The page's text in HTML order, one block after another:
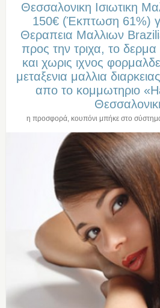
Θεσσαλονικη Ισιωτικη
150€ (Έκπτωση 61%)
Θεραπεια Μαλλιων
προς την τριχα, το
και χωρις ιχνος
μεταξενια μαλλια
απο το κομμωτηριο
η προσφορά, κουπόνι μπήκε στο